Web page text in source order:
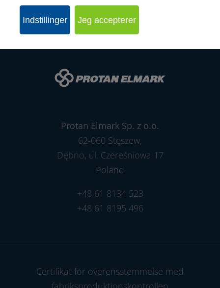
Protan Elmark Sp. z o.o.
62-060 Stęszew,
Dębno, ul. Czereśniowa 17
Poland
+48 61 8134 523
+48 61 8195 496
Certifikat for overensstemmelse med
Indstillinger Jeg accepterer